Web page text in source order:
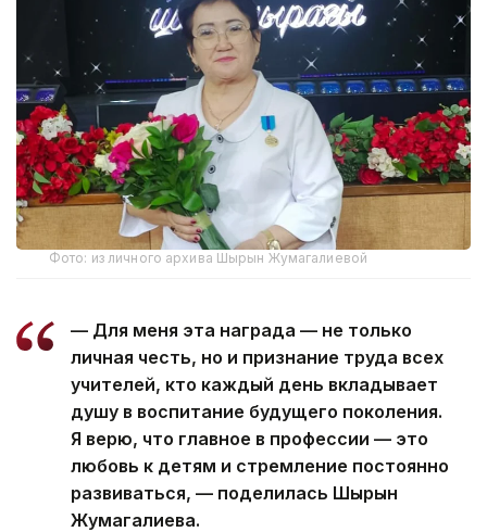
Фото: из личного архива Шырын Жумагалиевой
— Для меня эта награда — не только
личная честь, но и признание труда всех
учителей, кто каждый день вкладывает
душу в воспитание будущего поколения.
Я верю, что главное в профессии — это
любовь к детям и стремление постоянно
развиваться, — поделилась Шырын
Жумагалиева.